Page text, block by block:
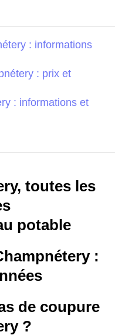
: informations
: prix et
: informations et
toutes les
potable
:
de coupure
?